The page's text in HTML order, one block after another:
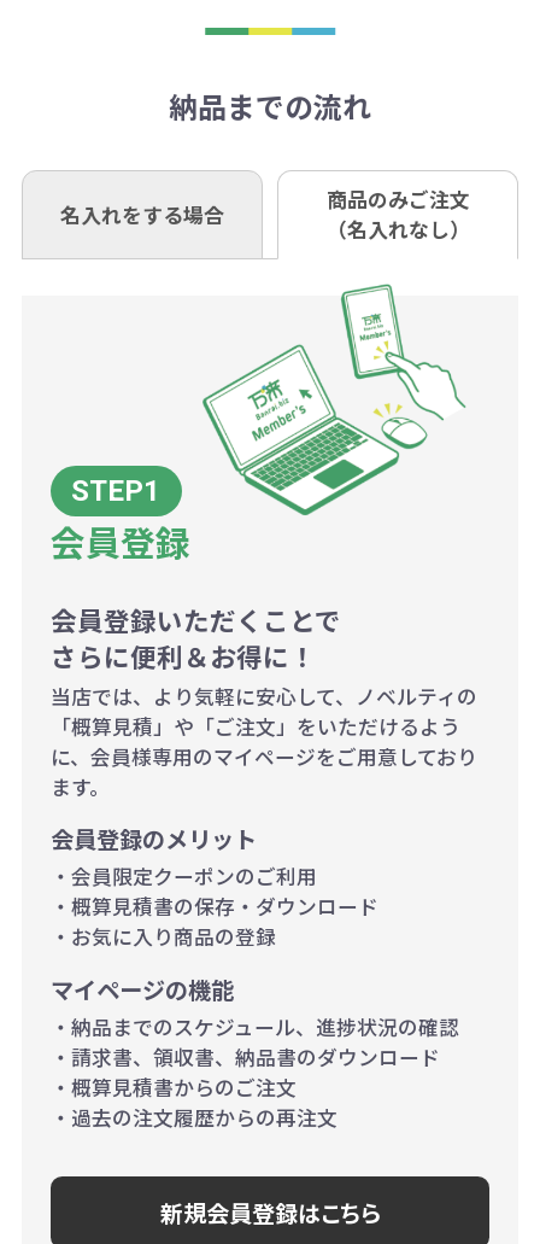
アラートに従って数を調整してくだ
います。あらかじめご了承くださ
※不良商品は商品到着後7営業日以
お問合せ先
0120-979-907
AM10:00～PM5:00（土・日・祝日を
相談下さい。
なお、印刷代はボリュームディスカ
同じ版で多くの数量を印刷すると、1
個当たりの印刷代単価がお安くなり
一方、数量が少なく一定数に満たな
い場合は、単価計算ではなく、印刷
代の基本料金を一式頂戴する場合が
ございます。
ボリュームディスカウントの計算は
商品や印刷方法によって異なります
ので、予めご了承ください。
例：200個未満（1式：18,000円）
200個~499個の場合：42円（1個
当たり）
500個~999個の場合：35円（1個
1,000個以上：28円（1個当た
り）
■ゆうちょ銀行（振替口座）
口座名 株式会社モノベーション
※振り込み手数料はお客さま負担と
なりますのでご注意ください。
ご入金確認後約3週間となります。
定しているものもあります。
あれば、午前中までにご注文とご入
金いただければ翌日着でお送りする
お急ぎの場合、ご相談ください。最
大限努力いたします。
き別途申し受けます。
も複数ヶ所への納品の場合、別途送
料頂戴する場合がございます。
詳細はこちらご確認ください。
納品までの流れ
名入れをする場合
商品のみご注文
（名入れなし）
会員登録
会員登録いただくことで
さらに便利＆お得に！
当店では、より気軽に安心して、ノベルティの
「概算見積」や「ご注文」をいただけるよう
に、会員様専用のマイページをご用意しており
ます。
会員登録のメリット
・会員限定クーポンのご利用
・概算見積書の保存・ダウンロード
・お気に入り商品の登録
マイページの機能
・納品までのスケジュール、進捗状況の確認
・請求書、領収書、納品書のダウンロード
・概算見積書からのご注文
・過去の注文履歴からの再注文
新規会員登録はこちら